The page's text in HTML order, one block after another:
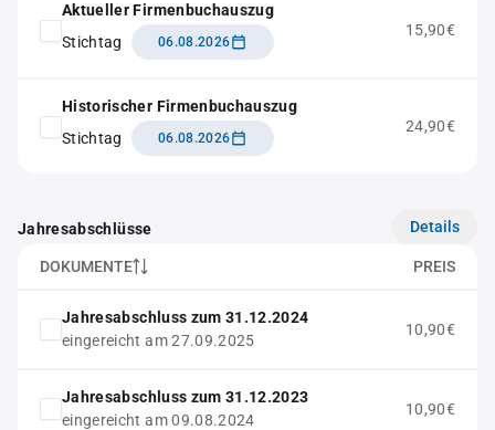
Aktueller Firmenbuchauszug
Stichtag
06.08.2026
15,90€
Historischer Firmenbuchauszug
Stichtag
06.08.2026
24,90€
Jahresabschlüsse Details
DOKUMENTE PREIS
Jahresabschluss zum 31.12.2024
eingereicht am 27.09.2025
10,90€
Jahresabschluss zum 31.12.2023
eingereicht am 09.08.2024
10,90€